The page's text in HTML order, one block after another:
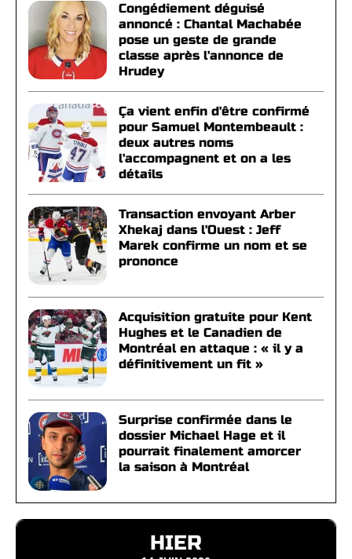
Congédiement déguisé
annoncé : Chantal Machabée
pose un geste de grande
classe après l'annonce de
Hrudey
Ça vient enfin d'être confirmé
pour Samuel Montembeault :
deux autres noms
l'accompagnent et on a les
détails
Transaction envoyant Arber
Xhekaj dans l'Ouest : Jeff
Marek confirme un nom et se
prononce
Acquisition gratuite pour Kent
Hughes et le Canadien de
Montréal en attaque : « il y a
définitivement un fit »
Surprise confirmée dans le
dossier Michael Hage et il
pourrait finalement amorcer
la saison à Montréal
HIER